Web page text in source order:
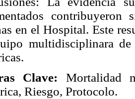
contribuyeron
en el Hospital. Este
multidisciplinara de
Clave: Mortalidad
Riesgo, Protocolo.